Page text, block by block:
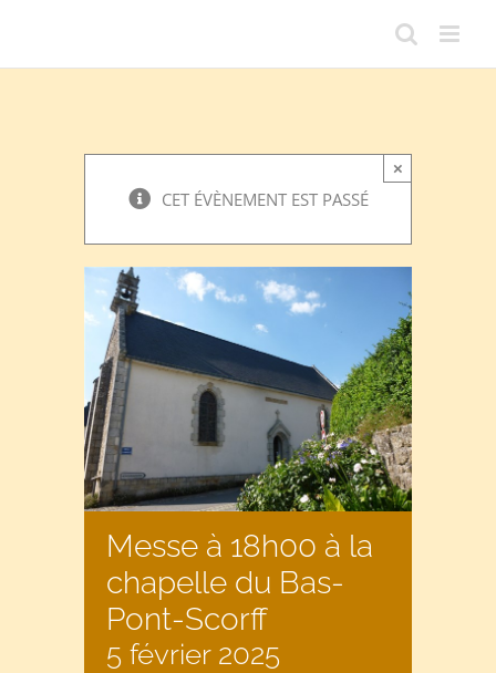
CET ÉVÈNEMENT EST PASSÉ
×
Messe à 18h00 à la
chapelle du Bas-
Pont-Scorff
5 février 2025